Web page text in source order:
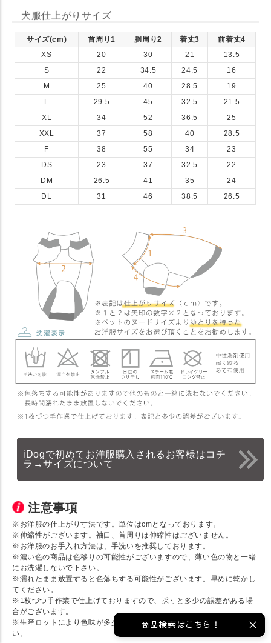
犬服仕上がりサイズ
サイズ(cm) 首周り1 胴周り2 着丈3
前着丈4
XS
20 30 21
13.5
S
22 34.5 24.5
16
M
25 40 28.5
19
L
29.5 45 32.5
21.5
XL
34 52 36.5
25
XXL
37 58 40
28.5
F
38 55 34
23
DS
23 37 32.5
22
DM
26.5 41 35
24
DL
31 46 38.5 26.5
iDogで初めてお洋服購入されるお客様はコチ
ラ→サイズについて
注意事項
※お洋服の仕上がり寸法です。単位はcmとなっております。
※伸縮性がございます。袖口、首周りは伸縮性はございません。
※お洋服のお手入れ方法は、手洗いを推奨しております。
※濃い色の商品は色移りの可能性がございますので、薄い色の物と一緒
にお洗濯しないで下さい。
※濡れたまま放置すると色落ちする可能性がございます。早めに乾かし
てください。
※1枚づつ手作業で仕上げておりますので、採寸と多少の誤差がある場
合がございます。
※生産ロットにより色味が多少異なる場合がございます。ご了承くださ
い。
商品検索はこちら！